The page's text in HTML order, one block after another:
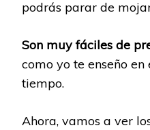
podrás parar de
Son muy fáciles de
como yo te enseño
tiempo.
Ahora, vamos a ver